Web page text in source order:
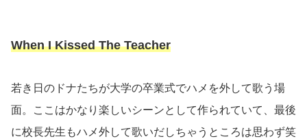
When I Kissed The Teacher
若き日のドナたちが大学の卒業式でハメを外して歌う場
面。ここはかなり楽しいシーンとして作られていて、最後
に校長先生もハメ外して歌いだしちゃうところは思わず笑